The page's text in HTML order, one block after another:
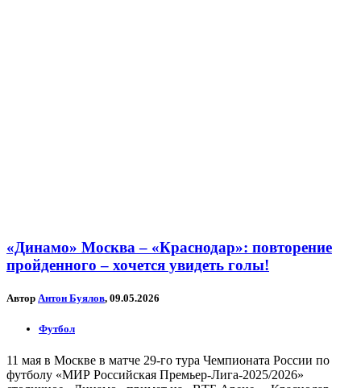
«Динамо» Москва – «Краснодар»: повторение
пройденного – хочется увидеть голы!
Автор Антон Буялов, 09.05.2026
Футбол
11 мая в Москве в матче 29-го тура Чемпионата России по
футболу «МИР Российская Премьер-Лига-2025/2026»